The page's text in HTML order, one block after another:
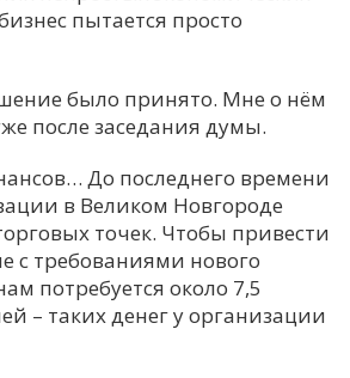
пытается просто
было принято. Мне о нём
после заседания думы.
До последнего времени
в Великом Новгороде
точек. Чтобы привести
с требованиями нового
потребуется около 7,5
– таких денег у организации